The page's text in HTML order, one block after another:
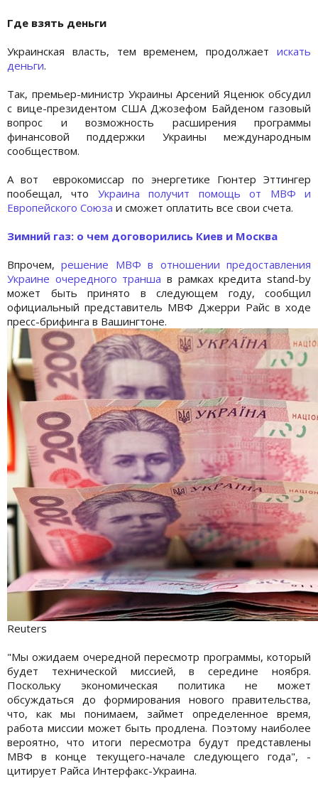
Где взять деньги
Украинская власть, тем временем, продолжает искать
деньги.
Так, премьер-министр Украины Арсений Яценюк обсудил
с вице-президентом США Джозефом Байденом газовый
вопрос и возможность расширения программы
финансовой поддержки Украины международным
сообществом.
А вот еврокомиссар по энергетике Гюнтер Эттингер
пообещал, что Украина получит помощь от МВФ и
Европейского Союза и сможет оплатить все свои счета.
Зимний газ: о чем договорились Киев и Москва
Впрочем, решение МВФ в отношении предоставления
Украине очередного транша в рамках кредита stand-by
может быть принято в следующем году, сообщил
официальный представитель МВФ Джерри Райс в ходе
пресс-брифинга в Вашингтоне.
Reuters
"Мы ожидаем очередной пересмотр программы, который
будет технической миссией, в середине ноября.
Поскольку экономическая политика не может
обсуждаться до формирования нового правительства,
что, как мы понимаем, займет определенное время,
работа миссии может быть продлена. Поэтому наиболее
вероятно, что итоги пересмотра будут представлены
МВФ в конце текущего-начале следующего года", -
цитирует Райса Интерфакс-Украина.